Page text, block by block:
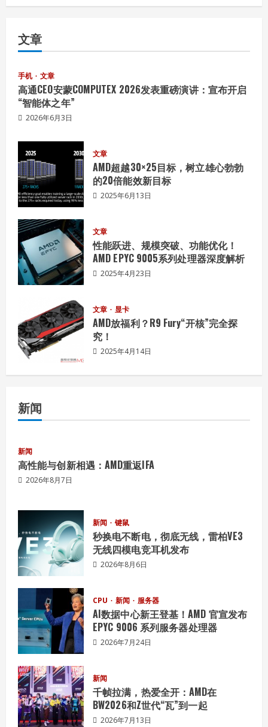
2026年8月7日
3
4
秒换电不断电，彻底无线，雷柏VE3无线四
模电竞耳机发布
5
白金能效，旗舰用料——体验焕新升级的
振华LEADEX Ⅲ P1300 W电源
文章
手机 文章
高通CEO安蒙COMPUTEX 2026发表重磅演讲：宣布开启
“智能体之年”
2026年6月3日
文章
AMD超越30×25目标，树立雄心勃勃
的20倍能效新目标
2025年6月13日
文章
性能跃进、规模突破、功能优化！
AMD EPYC 9005系列处理器深度解析
2025年4月23日
文章 显卡
AMD放福利？R9 Fury“开核”完全探
究！
2025年4月14日
新闻
新闻
高性能与创新相遇：AMD重返IFA
2026年8月7日
新闻 键鼠
秒换电不断电，彻底无线，雷柏VE3
无线四模电竞耳机发布
2026年8月6日
CPU 新闻 服务器
AI数据中心新王登基！AMD 官宣发布
EPYC 9006 系列服务器处理器
2026年7月24日
新闻
千帧拉满，热爱全开：AMD在
BW2026和Z世代“瓦”到一起
2026年7月13日